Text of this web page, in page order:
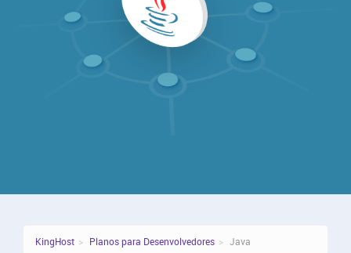
KingHost Planos para Desenvolvedores Java